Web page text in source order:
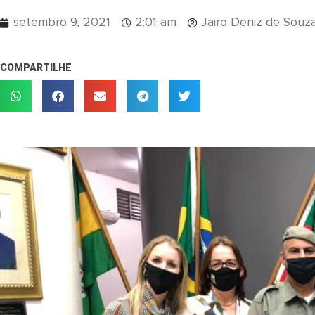
setembro 9, 2021 2:01 am Jairo Deniz de
COMPARTILHE